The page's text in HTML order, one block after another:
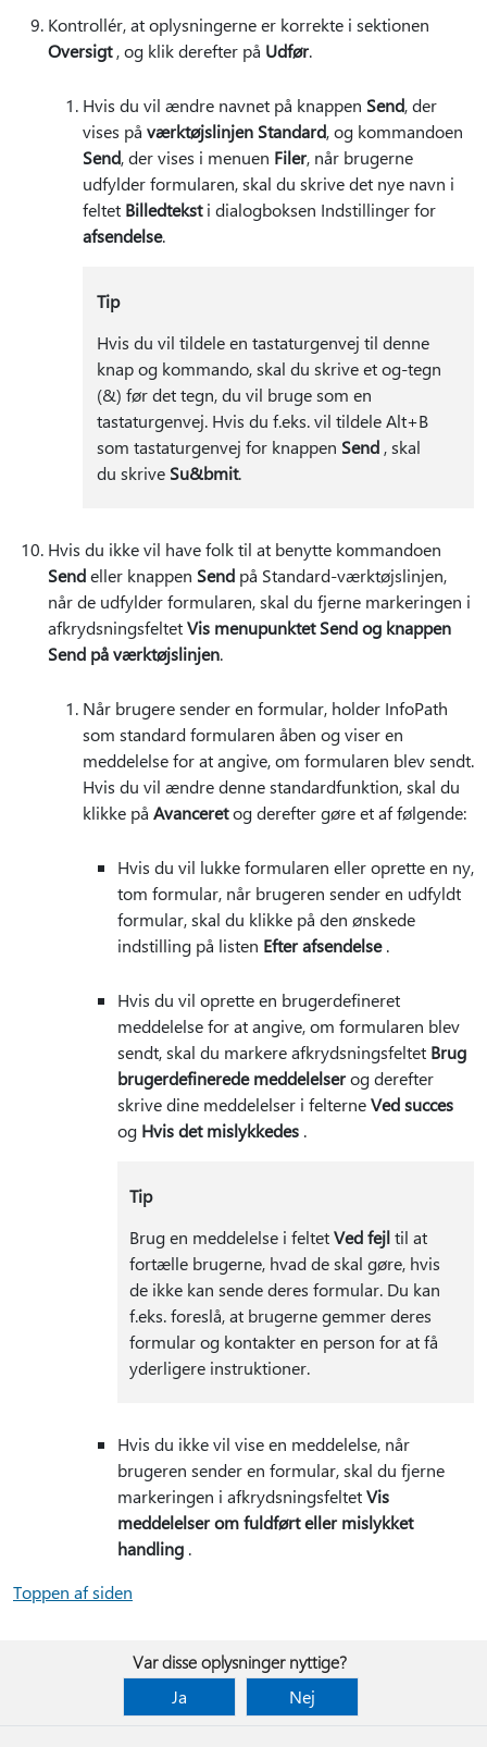
Kontrollér, at oplysningerne er korrekte i sektionen
Oversigt, og klik derefter på Udfør.
Hvis du vil ændre navnet på knappen Send, der
vises på værktøjslinjen Standard, og kommandoen
Send, der vises i menuen Filer, når brugerne
udfylder formularen, skal du skrive det nye navn i
feltet Billedteksti dialogboksen Indstillinger for
afsendelse.
Tip
Hvis du vil tildele en tastaturgenvej til denne
knap og kommando, skal du skrive et og-tegn
(&) før det tegn, du vil bruge som en
tastaturgenvej. Hvis du f.eks. vil tildele Alt+B
som tastaturgenvej for knappen Send, skal
du skrive Su&bmit.
Hvis du ikke vil have folk til at benytte kommandoen
Sendeller knappen Send på Standard-værktøjslinjen,
når de udfylder formularen, skal du fjerne markeringen i
afkrydsningsfeltetVis menupunktet Send og knappen
Send på værktøjslinjen.
Når brugere sender en formular, holder InfoPath
som standard formularen åben og viser en
meddelelse for at angive, om formularen blev sendt.
Hvis du vil ændre denne standardfunktion, skal du
klikke på Avanceretog derefter gøre et af følgende:
Hvis du vil lukke formularen eller oprette en ny,
tom formular, når brugeren sender en udfyldt
formular, skal du klikke på den ønskede
indstilling på listen Efter afsendelse.
Hvis du vil oprette en brugerdefineret
meddelelse for at angive, om formularen blev
sendt, skal du markere afkrydsningsfeltet Brug
brugerdefinerede meddelelserog derefter
skrive dine meddelelser i felterneVed succes
og Hvis det mislykkedes .
Tip
Brug en meddelelse i feltetVed fejltil at
fortælle brugerne, hvad de skal gøre, hvis
de ikke kan sende deres formular. Du kan
f.eks. foreslå, at brugerne gemmer deres
formular og kontakter en person for at få
yderligere instruktioner.
Hvis du ikke vil vise en meddelelse, når
brugeren sender en formular, skal du fjerne
markeringen i afkrydsningsfeltetVis
meddelelser om fuldført eller mislykket
handling .
Toppen af siden
Var disse oplysninger nyttige?
Ja
Nej